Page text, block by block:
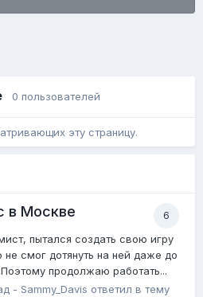
0 пользователей
эту страницу.
6
в Москве
пытался создать свою игру
смог дотянуть на ней даже до
продолжаю работать...
- Sammy_Davis ответил в тему